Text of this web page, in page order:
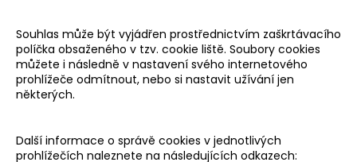
Souhlas může být vyjádřen prostřednictvím zaškrtávacího
políčka obsaženého v tzv. cookie liště. Soubory cookies
můžete i následně v nastavení svého internetového
prohlížeče odmítnout, nebo si nastavit užívání jen
některých.
Další informace o správě cookies v jednotlivých
prohlížečích naleznete na následujících odkazech: